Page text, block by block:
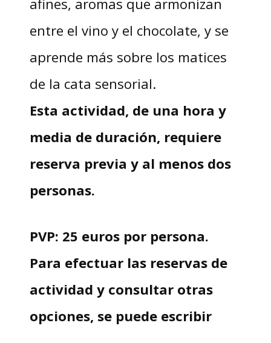
afines, aromas que armonizan
entre el vino y el chocolate, y se
aprende más sobre los matices
de la cata sensorial.
Esta actividad, de una hora y
media de duración, requiere
reserva previa y al menos dos
personas.
PVP: 25 euros por persona.
Para efectuar las reservas de
actividad y consultar otras
opciones, se puede escribir